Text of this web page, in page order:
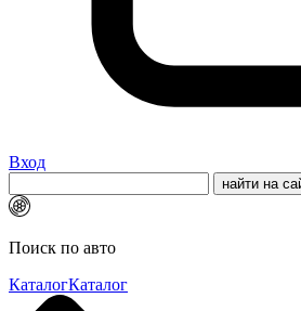
Вход
Поиск по авто
КаталогКаталог